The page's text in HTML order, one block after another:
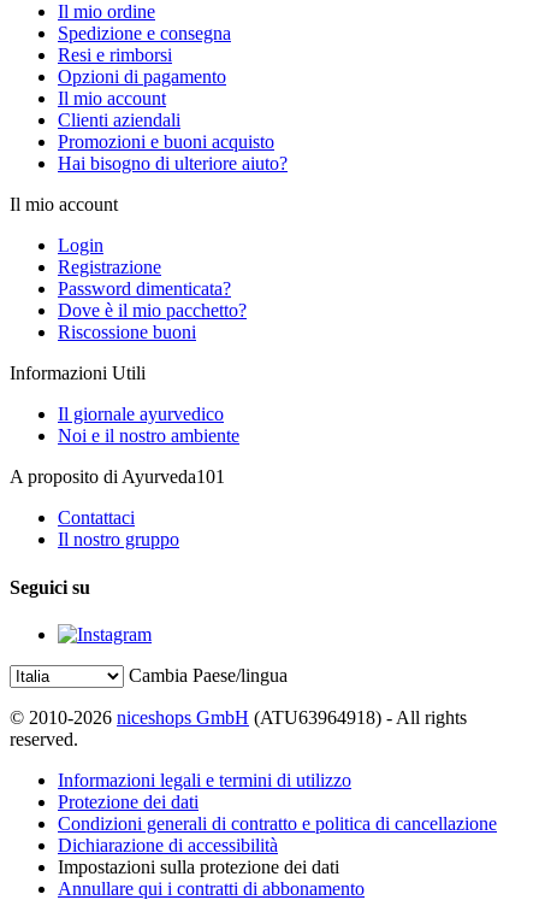
Il mio ordine
Spedizione e consegna
Resi e rimborsi
Opzioni di pagamento
Il mio account
Clienti aziendali
Promozioni e buoni acquisto
Hai bisogno di ulteriore aiuto?
Il mio account
Login
Registrazione
Password dimenticata?
Dove è il mio pacchetto?
Riscossione buoni
Informazioni Utili
Il giornale ayurvedico
Noi e il nostro ambiente
A proposito di Ayurveda101
Contattaci
Il nostro gruppo
Seguici su
Cambia Paese/lingua
© 2010-2026 niceshops GmbH (ATU63964918) - All rights
reserved.
Informazioni legali e termini di utilizzo
Protezione dei dati
Condizioni generali di contratto e politica di cancellazione
Dichiarazione di accessibilità
Impostazioni sulla protezione dei dati
Annullare qui i contratti di abbonamento